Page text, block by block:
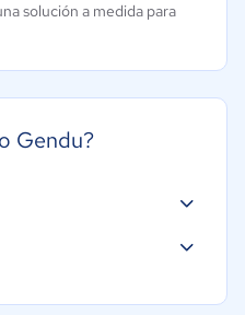
solución a medida para
Gendu?